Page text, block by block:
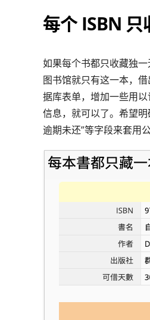
每个 ISBN
如果每个书都只收藏独
图书馆就只有这一本，
据库表单，增加一些用以
信息，就可以了。希望明
逾期未还”等字段来套用